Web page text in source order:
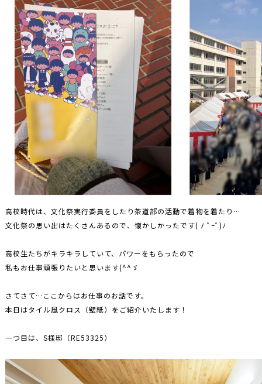
高校時代は、文化祭実行委員をしたり茶道部の活動で着物を着たり…
文化祭の思い出はたくさんあるので、懐かしかったです( ﾉ ﾟｰﾟ)ﾉ
高校生たちがキラキラしていて、パワーをもらったので
私もお仕事頑張りたいと思います(^^ゞ
さてさて…ここからはお仕事のお話です。
本日はタイル風クロス（壁紙）をご紹介いたします！
一つ目は、S様邸（RE53325）